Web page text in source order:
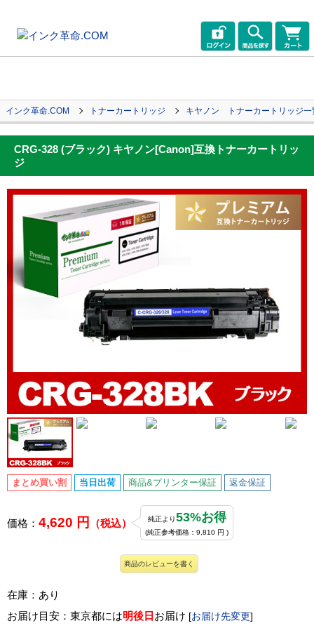
インク革命.COM トナーカートリッジ キヤノン トナーカートリッジ一
CRG-328 (ブラック) キヤノン[Canon]互換トナーカートリッ
ジ
まとめ買い割 当日出荷 商品&プリンター保証 返金保証
価格： 4,620 円 （税込） 純正より53%お得
(純正参考価格：9,810 円 )
商品のレビューを書く
在庫：あり
お届け目安：東京都には明後日 お届け [お届け先変更]